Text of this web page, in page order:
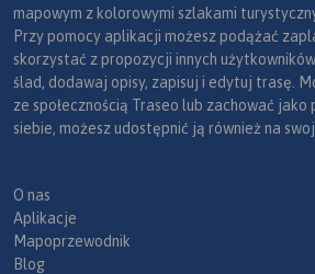
mapowym z kolorowymi szlakami
Przy pomocy aplikacji możesz podążać
skorzystać z propozycji innych
ślad, dodawaj opisy, zapisuj i edytuj trasę.
ze społecznością Traseo lub zachować
siebie, możesz udostępnić ją również na
O nas
Aplikacje
Mapoprzewodnik
Blog